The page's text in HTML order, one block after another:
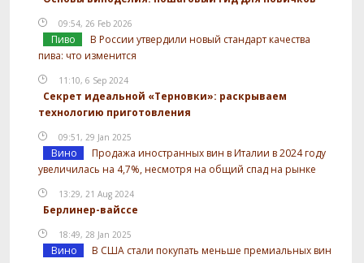
09:54, 26 Feb 2026
Пиво
В России утвердили новый стандарт качества
пива: что изменится
11:10, 6 Sep 2024
Секрет идеальной «Терновки»: раскрываем
технологию приготовления
09:51, 29 Jan 2025
Вино
Продажа иностранных вин в Италии в 2024 году
увеличилась на 4,7%, несмотря на общий спад на рынке
13:29, 21 Aug 2024
Берлинер-вайссе
18:49, 28 Jan 2025
Вино В США стали покупать меньше премиальных вин